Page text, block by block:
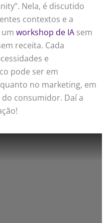
Nela, é discutido
contextos e a
workshop de IA sem
receita. Cada
e
pode ser em
no marketing, em
consumidor. Daí a